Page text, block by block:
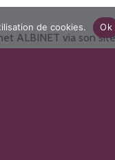
ALBINET via son
de cookies. Ok